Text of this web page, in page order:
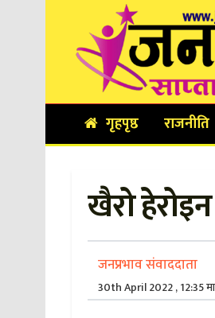
गृहपृष्ठ राजनीति
खैरो
जनप्रभाव संवाददाता
30th April 2022 , 12:35